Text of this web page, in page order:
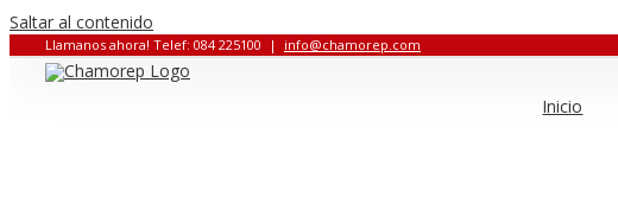
Saltar al contenido
Llamanos ahora! Telef: 084 225100 | info@chamorep.com
Inicio